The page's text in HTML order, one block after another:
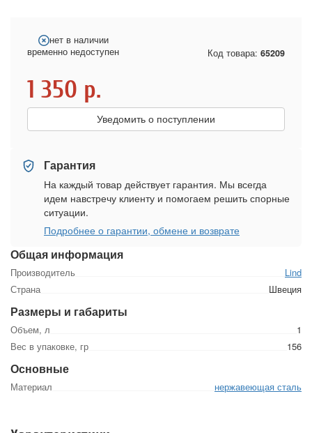
Общая информация
Производитель
Lind
Страна
Швеция
Размеры и габариты
Объем, л
1
Вес в упаковке, гр
156
Основные
Материал нержавеющая сталь
нет в наличии
временно недоступен
Код товара: 65209
1 350 р.
Уведомить о поступлении
Гарантия
На каждый товар действует гарантия. Мы всегда
идем навстречу клиенту и помогаем решить спорные
ситуации.
Подробнее о гарантии, обмене и возврате